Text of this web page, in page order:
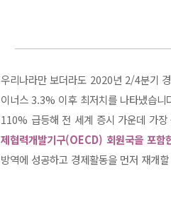
우리나라만 보더라도 2020년 2/4분기
이너스 3.3% 이후 최저치를 나타냈습
110% 급등해 전 세계 증시 가운데 가
제협력개발기구(OECD) 회원국을 포
방역에 성공하고 경제활동을 먼저 재개